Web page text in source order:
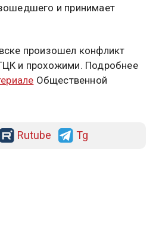
и принимает
произошел конфликт
и прохожими. Подробнее
Общественной
Rutube Tg